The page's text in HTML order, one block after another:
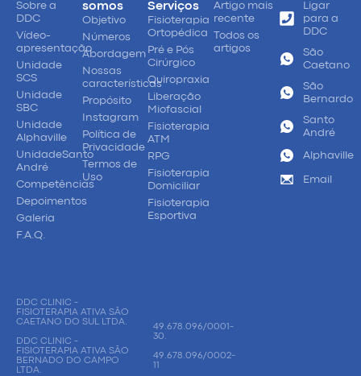
Sobre a
DDC
Vídeo-
apresentação
Unidade
SCS
Unidade
SBC
Unidade
Alphaville
UnidadeSanto
André
Competências
Depoimentos
Galeria
F.A.Q.
somos
Objetivo
Números
Abordagem
Nossas
características
Propósito
Instagram
Política de
Privacidade
Termos de
Uso
Serviços
Fisioterapia
Ortopédica
Pré e Pós
Cirúrgico
Quiropraxia
Liberação
Miofascial
Fisioterapia
ATM
RPG
Fisioterapia
Domiciliar
Fisioterapia
Esportiva
Artigo mais
recente
Todos os
artigos
Ligar
para a
DDC
São
Caetano
São
Bernardo
Santo
André
Alphaville
Email
DDC CLINIC -
FISIOTERAPIA ATIVA SÃO
CAETANO DO SUL LTDA.
DDC CLINIC -
FISIOTERAPIA ATIVA SÃO
BERNADO DO CAMPO
LTDA.
49.678.096/0001-
30.
49.678.096/0002-
11